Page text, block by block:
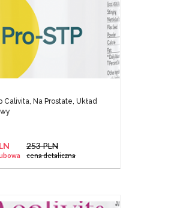
Calivita, Na Prostate, Układ
253 PLN
cena detaliczna